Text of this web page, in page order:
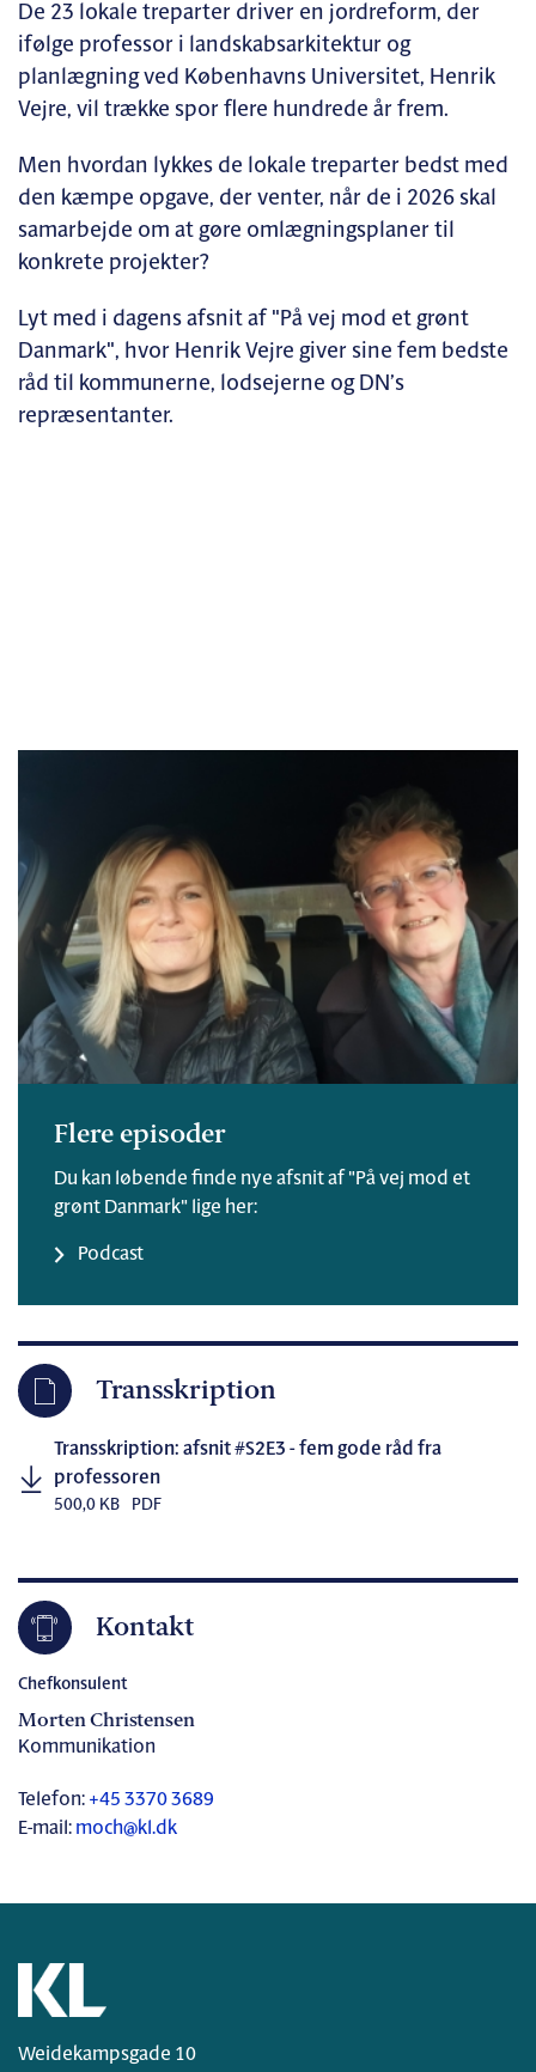
De 23 lokale treparter driver en jordreform, der
ifølge professor i landskabsarkitektur og
planlægning ved Københavns Universitet, Henrik
Vejre, vil trække spor flere hundrede år frem.
Men hvordan lykkes de lokale treparter bedst med
den kæmpe opgave, der venter, når de i 2026 skal
samarbejde om at gøre omlægningsplaner til
konkrete projekter?
Lyt med i dagens afsnit af "På vej mod et grønt
Danmark", hvor Henrik Vejre giver sine fem bedste
råd til kommunerne, lodsejerne og DN’s
repræsentanter.
Flere episoder
Du kan løbende finde nye afsnit af "På vej mod et
grønt Danmark" lige her:
Podcast
Transskription
Transskription: afsnit #S2E3 - fem gode råd fra
professoren
500,0 KB PDF
Kontakt
Chefkonsulent
Morten Christensen
Kommunikation
Telefon: +45 3370 3689
E-mail: moch@kl.dk
Weidekampsgade 10